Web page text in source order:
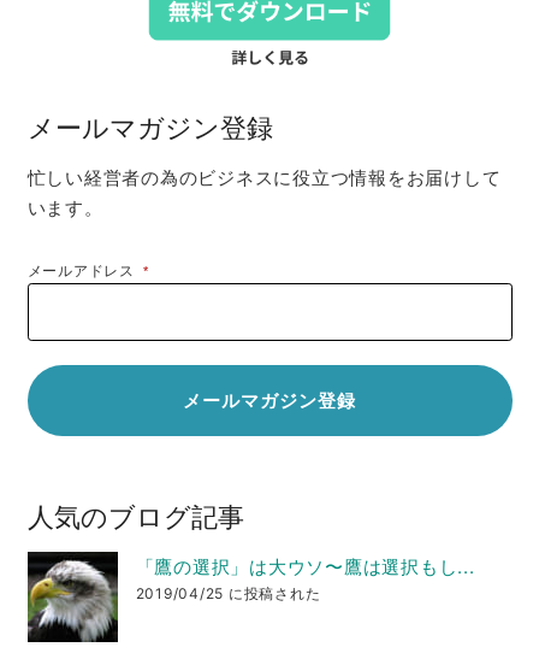
メールマガジン登録
忙しい経営者の為のビジネスに役立つ情報をお届けして
います。
メールアドレス*
人気のブログ記事
「鷹の選択」は大ウソ〜鷹は選択もし...
2019/04/25 に投稿された